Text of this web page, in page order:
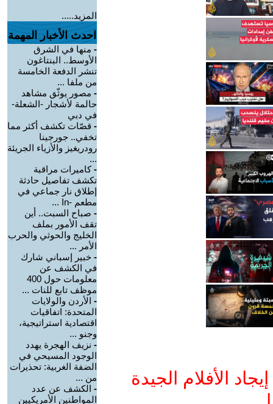
الأفلام الجيدة
المزيد.....
احدث الأخبار المهمة
- منها في الشرق
الأوسط.. البنتاغون
تنشر الدفعة الخامسة
من ملفا ...
- مصور يوثّق مشاهد
حالمة لأشجار -الشعلة-
في دبي
- قصّات تكشف أكثر مما
تخفي.. جورجينا
رودريغيز والأزياء الجريئة
...
-كاميرات مراقبة
تكشف تفاصيل حادثة
إطلاق نار جماعي في
مطعم -In ...
- صباح السبت.. أين
تقف الأمور بملف
الخليج والحوثي والحرب
الأمر ...
- خبير إسباني شارك
في الكشف عن
معلومات حول 400
موظف تابع للنات ...
- الأردن والولايات
المتحدة: اتفاقيات
اقتصادية استراتيجية،
وجنو ...
- نزيف الهجرة يهدد
الوجود المسيحي في
الضفة الغربية: تحذيرات
من ...
- الكشف عن عدد
المواطنين الأمريكيين